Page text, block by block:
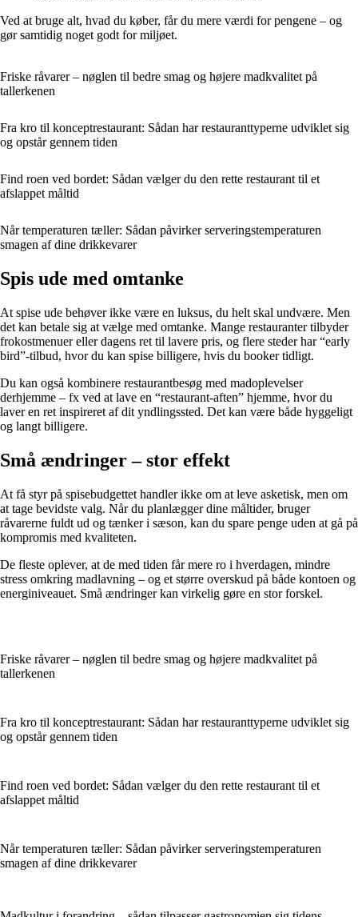
Ved at bruge alt, hvad du køber, får du mere værdi for pengene – og
gør samtidig noget godt for miljøet.
Friske råvarer – nøglen til bedre smag og højere madkvalitet på
tallerkenen
Fra kro til konceptrestaurant: Sådan har restauranttyperne udviklet sig
og opstår gennem tiden
Find roen ved bordet: Sådan vælger du den rette restaurant til et
afslappet måltid
Når temperaturen tæller: Sådan påvirker serveringstemperaturen
smagen af dine drikkevarer
Spis ude med omtanke
At spise ude behøver ikke være en luksus, du helt skal undvære. Men
det kan betale sig at vælge med omtanke. Mange restauranter tilbyder
frokostmenuer eller dagens ret til lavere pris, og flere steder har “early
bird”-tilbud, hvor du kan spise billigere, hvis du booker tidligt.
Du kan også kombinere restaurantbesøg med madoplevelser
derhjemme – fx ved at lave en “restaurant-aften” hjemme, hvor du
laver en ret inspireret af dit yndlingssted. Det kan være både hyggeligt
og langt billigere.
Små ændringer – stor effekt
At få styr på spisebudgettet handler ikke om at leve asketisk, men om
at tage bevidste valg. Når du planlægger dine måltider, bruger
råvarerne fuldt ud og tænker i sæson, kan du spare penge uden at gå på
kompromis med kvaliteten.
De fleste oplever, at de med tiden får mere ro i hverdagen, mindre
stress omkring madlavning – og et større overskud på både kontoen og
energiniveauet. Små ændringer kan virkelig gøre en stor forskel.
Friske råvarer – nøglen til bedre smag og højere madkvalitet på
tallerkenen
Fra kro til konceptrestaurant: Sådan har restauranttyperne udviklet sig
og opstår gennem tiden
Find roen ved bordet: Sådan vælger du den rette restaurant til et
afslappet måltid
Når temperaturen tæller: Sådan påvirker serveringstemperaturen
smagen af dine drikkevarer